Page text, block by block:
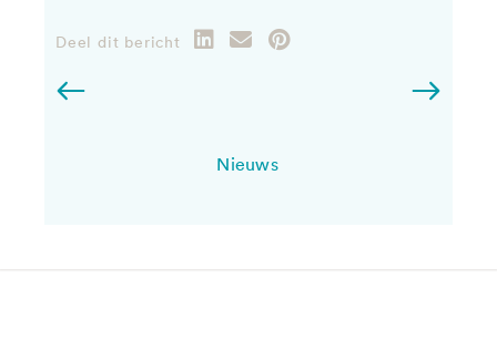
Deel dit bericht
Nieuws